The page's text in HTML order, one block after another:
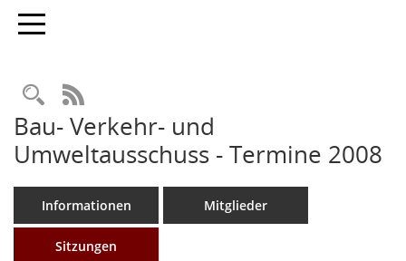
Toggle navigation
Rechercheauswahl
RSS-Feed
Bau- Verkehr- und
Umweltausschuss - Termine 2008
Informationen Mitglieder
Sitzungen